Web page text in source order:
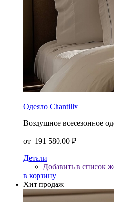
Одеяло Chantilly
Воздушное всесезонное
от 191 580.00 ₽
Детали
Добавить в список
в корзину
Хит продаж